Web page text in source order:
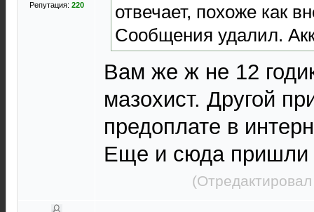
Репутация: 220
отвечает, похоже как
Сообщения удалил.
Вам же ж не 12
мазохист. Другой
предоплате в
Еще и сюда пришли